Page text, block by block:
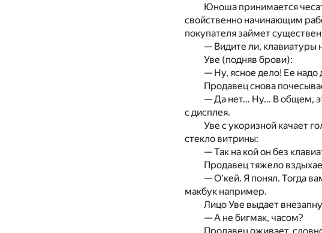
Юноша принимается
свойственно начинающим
покупателя займет
— Видите ли, клавиатуры
Уве (подняв брови):
— Ну, ясное дело! Ее надо
Продавец снова
— Да нет… Ну… В общем,
с дисплея.
Уве с укоризной качает
стекло витрины:
— Так на кой он без
Продавец тяжело
— О’кей. Я понял. Тогда
макбук например.
Лицо Уве выдает
— А не бигмак, часом?